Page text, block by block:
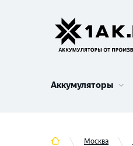
Аккумуляторы
Москва